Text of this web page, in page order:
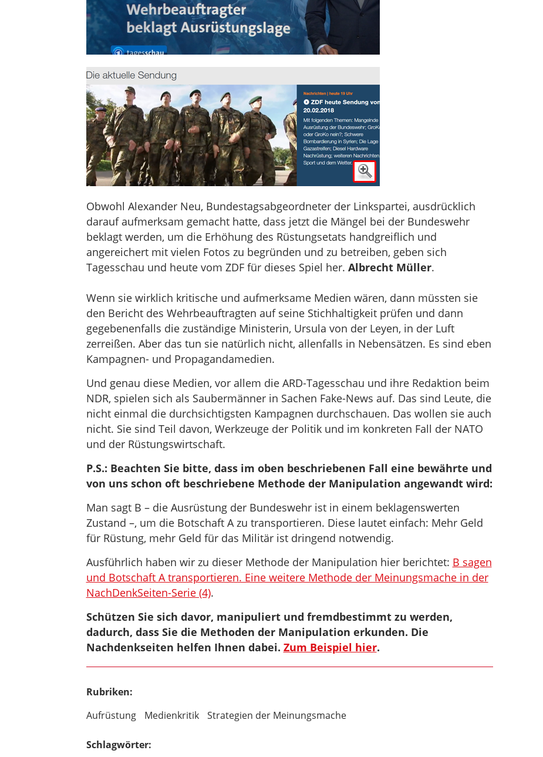
Obwohl Alexander Neu, Bundestagsabgeordneter der Linkspartei, ausdrücklich
darauf aufmerksam gemacht hatte, dass jetzt die Mängel bei der Bundeswehr
beklagt werden, um die Erhöhung des Rüstungsetats handgreiflich und
angereichert mit vielen Fotos zu begründen und zu betreiben, geben sich
Tagesschau und heute vom ZDF für dieses Spiel her. Albrecht Müller.
Wenn sie wirklich kritische und aufmerksame Medien wären, dann müssten sie
den Bericht des Wehrbeauftragten auf seine Stichhaltigkeit prüfen und dann
gegebenenfalls die zuständige Ministerin, Ursula von der Leyen, in der Luft
zerreißen. Aber das tun sie natürlich nicht, allenfalls in Nebensätzen. Es sind eben
Kampagnen- und Propagandamedien.
Und genau diese Medien, vor allem die ARD-Tagesschau und ihre Redaktion beim
NDR, spielen sich als Saubermänner in Sachen Fake-News auf. Das sind Leute, die
nicht einmal die durchsichtigsten Kampagnen durchschauen. Das wollen sie auch
nicht. Sie sind Teil davon, Werkzeuge der Politik und im konkreten Fall der NATO
und der Rüstungswirtschaft.
P.S.: Beachten Sie bitte, dass im oben beschriebenen Fall eine bewährte und
von uns schon oft beschriebene Methode der Manipulation angewandt wird:
Man sagt B – die Ausrüstung der Bundeswehr ist in einem beklagenswerten
Zustand –, um die Botschaft A zu transportieren. Diese lautet einfach: Mehr Geld
für Rüstung, mehr Geld für das Militär ist dringend notwendig.
Ausführlich haben wir zu dieser Methode der Manipulation hier berichtet: B sagen
und Botschaft A transportieren. Eine weitere Methode der Meinungsmache in der
NachDenkSeiten-Serie (4).
Schützen Sie sich davor, manipuliert und fremdbestimmt zu werden,
dadurch, dass Sie die Methoden der Manipulation erkunden. Die
Nachdenkseiten helfen Ihnen dabei. Zum Beispiel hier.
Rubriken:
Aufrüstung
Medienkritik Strategien der Meinungsmache
Schlagwörter: